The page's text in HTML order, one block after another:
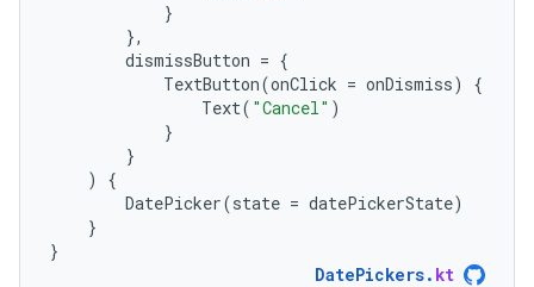
}
},
dismissButton = {
TextButton(onClick = onDismiss)
{
Text( "Cancel" )
}
}
)
{
DatePicker(state = datePickerState)
}
}
DatePickers. kt